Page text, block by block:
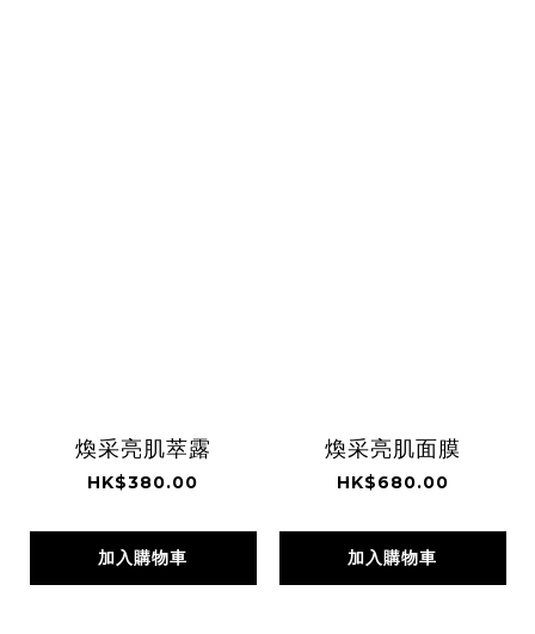
煥采亮肌萃露
HK$380.00
加入購物車
煥采亮肌面膜
HK$680.00
加入購物車